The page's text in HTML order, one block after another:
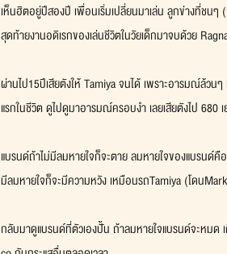
เห็นฮิตอยู่ปีสองปี เพื่อนเริ่มเปลี่ยนมาเล่น ลูกข่างที่ชน
สุดท้ายงานอดิเรกของเล่นชีวิตในวัยเด็กมาจบด้วย
ผ่านไป15ปีเสียตังให้ Tamiya จนได้ เพราะอารมณ์ล้ว
แรกในชีวิต ดูไปดูมาอารมณ์ครอบงำ เลยเสียตังไป 680
แบรนด์ถ้าไม่มีลมหายใจก็จะตาย ลมหายใจของแบรนด์คื
มีลมหายใจก็จะมีความหวัง เหมือนรถTamiya (โดน
กลับมาดูแบรนด์ที่ตัวเองปั้น ถ้าลมหายใจแบรนด์จะหมด